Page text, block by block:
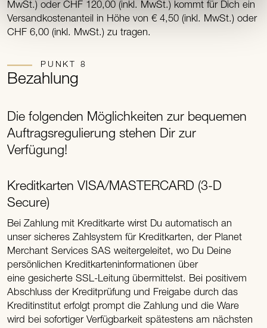
MwSt.) oder CHF 120,00 (inkl. MwSt.) kommt für Dich ein
Versandkostenanteil in Höhe von € 4,50 (inkl. MwSt.) oder
CHF 6,00 (inkl. MwSt.) zu tragen.
PUNKT 8
Bezahlung
Die folgenden Möglichkeiten zur bequemen
Auftragsregulierung stehen Dir zur
Verfügung!
Kreditkarten VISA/MASTERCARD (3-D
Secure)
Bei Zahlung mit Kreditkarte wirst Du automatisch an
unser sicheres Zahlsystem für Kreditkarten, der Planet
Merchant Services SAS weitergeleitet, wo Du Deine
persönlichen Kreditkarteninformationen über
eine gesicherte SSL-Leitung übermittelst. Bei positivem
Abschluss der Kreditprüfung und Freigabe durch das
Kreditinstitut erfolgt prompt die Zahlung und die Ware
wird bei sofortiger Verfügbarkeit spätestens am nächsten